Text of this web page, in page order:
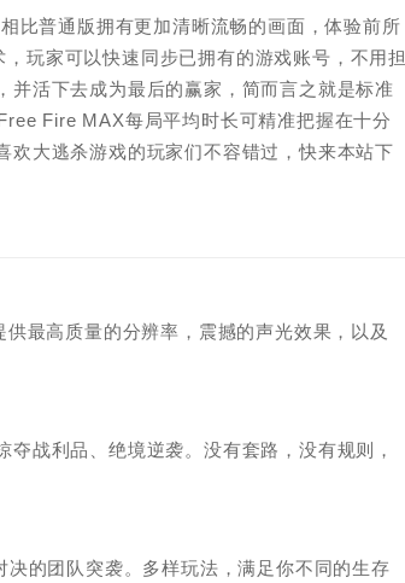
比普通版拥有更加清晰流畅的画面，体验前所
玩家可以快速同步已拥有的游戏账号，不用担
并活下去成为最后的赢家，简而言之就是标准
Free Fire MAX每局平均时长可精准把握在十分
欢大逃杀游戏的玩家们不容错过，快来本站下
最高质量的分辨率，震撼的声光效果，以及
战利品、绝境逆袭。没有套路，没有规则，
的团队突袭。多样玩法，满足你不同的生存